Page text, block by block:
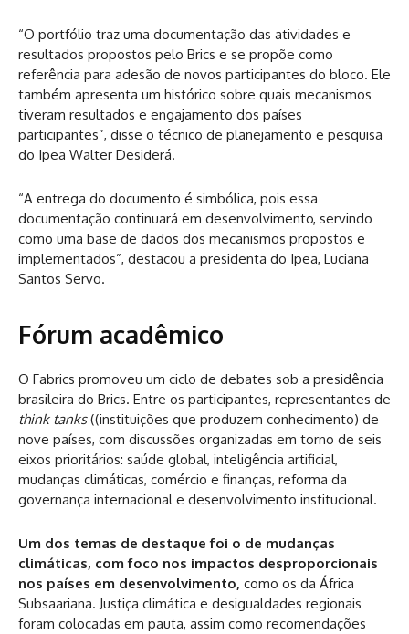
“O portfólio traz uma documentação das atividades e
resultados propostos pelo Brics e se propõe como
referência para adesão de novos participantes do bloco. Ele
também apresenta um histórico sobre quais mecanismos
tiveram resultados e engajamento dos países
participantes”, disse o técnico de planejamento e pesquisa
do Ipea Walter Desiderá.
“A entrega do documento é simbólica, pois essa
documentação continuará em desenvolvimento, servindo
como uma base de dados dos mecanismos propostos e
implementados”, destacou a presidenta do Ipea, Luciana
Santos Servo.
Fórum acadêmico
O Fabrics promoveu um ciclo de debates sob a presidência
brasileira do Brics. Entre os participantes, representantes de
think tanks((instituições que produzem conhecimento) de
nove países, com discussões organizadas em torno de seis
eixos prioritários: saúde global, inteligência artificial,
mudanças climáticas, comércio e finanças, reforma da
governança internacional e desenvolvimento institucional.
Um dos temas de destaque foi o de mudanças
climáticas, com foco nos impactos desproporcionais
nos países em desenvolvimento, como os da África
Subsaariana. Justiça climática e desigualdades regionais
foram colocadas em pauta, assim como recomendações